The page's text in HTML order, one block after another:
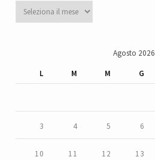
Archivi
Agosto 2026
L
M M G
3 4 5 6
10 11 12 13